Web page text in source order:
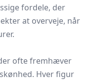
fordele, der
at overveje, når
ofte fremhæver
Hver figur